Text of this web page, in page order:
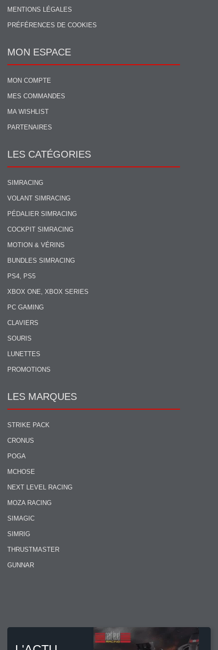
MENTIONS LÉGALES
PRÉFÉRENCES DE COOKIES
MON ESPACE
MON COMPTE
MES COMMANDES
MA WISHLIST
PARTENAIRES
LES CATÉGORIES
SIMRACING
VOLANT SIMRACING
PÉDALIER SIMRACING
COCKPIT SIMRACING
MOTION & VÉRINS
BUNDLES SIMRACING
PS4, PS5
XBOX ONE, XBOX SERIES
PC GAMING
CLAVIERS
SOURIS
LUNETTES
PROMOTIONS
LES MARQUES
STRIKE PACK
CRONUS
POGA
MCHOSE
NEXT LEVEL RACING
MOZA RACING
SIMAGIC
SIMRIG
THRUSTMASTER
GUNNAR